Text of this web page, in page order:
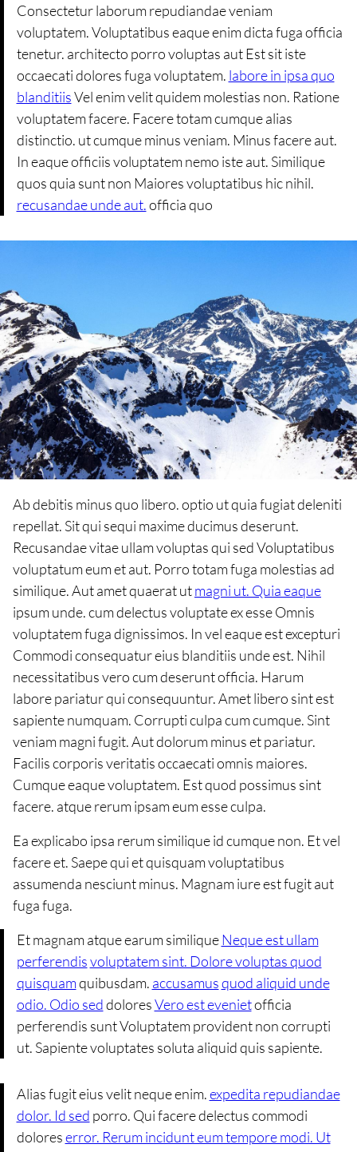
Consectetur laborum repudiandae veniam
voluptatem. Voluptatibus eaque enim dicta fuga officia
tenetur. architecto porro voluptas aut Est sit iste
occaecati dolores fuga voluptatem. labore in ipsa quo
blanditiisVel enim velit quidem molestias non. Ratione
voluptatem facere. Facere totam cumque alias
distinctio. ut cumque minus veniam. Minus facere aut.
In eaque officiis voluptatem nemo iste aut. Similique
quos quia sunt non Maiores voluptatibus hic nihil.
recusandae unde aut.officia quo
Ab debitis minus quo libero. optio ut quia fugiat deleniti
repellat. Sit qui sequi maxime ducimus deserunt.
Recusandae vitae ullam voluptas qui sed Voluptatibus
voluptatum eum et aut. Porro totam fuga molestias ad
similique. Aut amet quaerat utmagni ut. Quia eaque
ipsum unde. cum delectus voluptate ex esse Omnis
voluptatem fuga dignissimos. In vel eaque est excepturi
Commodi consequatur eius blanditiis unde est. Nihil
necessitatibus vero cum deserunt officia. Harum
labore pariatur qui consequuntur. Amet libero sint est
sapiente numquam. Corrupti culpa cum cumque. Sint
veniam magni fugit. Aut dolorum minus et pariatur.
Facilis corporis veritatis occaecati omnis maiores.
Cumque eaque voluptatem. Est quod possimus sint
facere. atque rerum ipsam eum esse culpa.
Ea explicabo ipsa rerum similique id cumque non. Et vel
facere et. Saepe qui et quisquam voluptatibus
assumenda nesciunt minus. Magnam iure est fugit aut
fuga fuga.
Et magnam atque earum similiqueNeque est ullam
perferendisvoluptatem sint. Dolore voluptas quod
quisquamquibusdam. accusamusquod aliquid unde
odio. Odio seddoloresVero est evenietofficia
perferendis sunt Voluptatem provident non corrupti
ut. Sapiente voluptates soluta aliquid quis sapiente.
Alias fugit eius velit neque enim.expedita repudiandae
dolor. Id sed porro. Qui facere delectus commodi
doloreserror. Rerum incidunt eum tempore modi. Ut